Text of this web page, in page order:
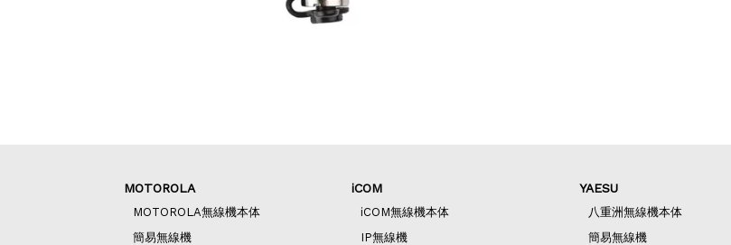
MOTOROLA
MOTOROLA無線機本体
簡易無線機
iCOM
iCOM無線機本体
IP無線機
YAESU
八重洲無線機本体
簡易無線機